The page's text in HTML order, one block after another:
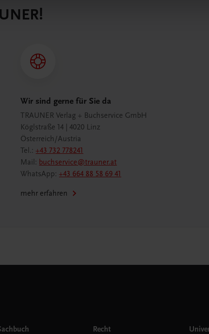
Wir sind gerne für Sie da
TRAUNER Verlag + Buchservice GmbH
Köglstraße 14 | 4020 Linz
Österreich/Austria
Tel.:+43 732 778241
Mail: buchservice@trauner.at
WhatsApp:+43 664 88 58 69 41
mehr erfahren
Recht